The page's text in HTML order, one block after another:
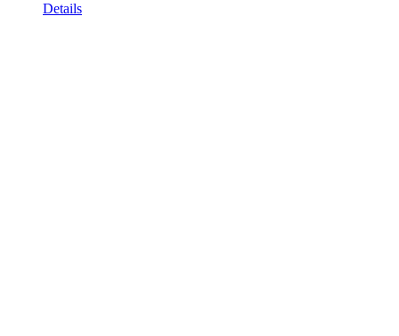
Details